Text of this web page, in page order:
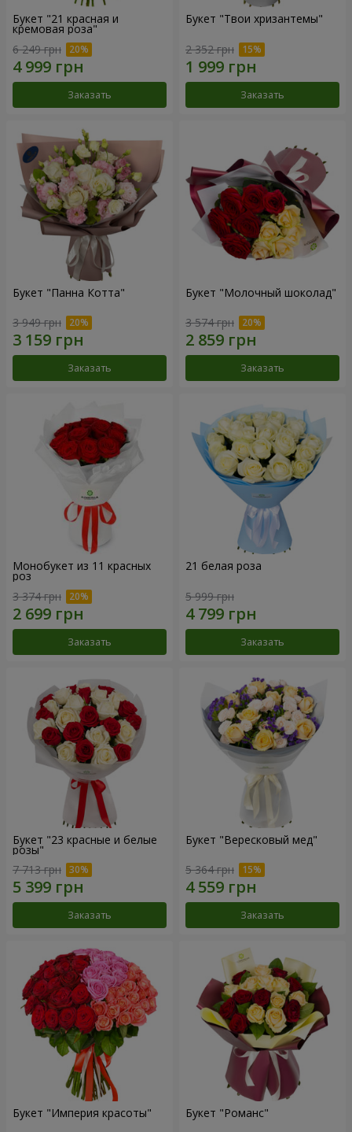
Букет "21 красная и
кремовая роза"
6 249 грн
Заказать
Букет "Твои хризантемы"
2 352 грн
Заказать
Букет "Панна Котта"
3 949 грн
Заказать
Букет "Молочный шоколад"
3 574 грн
Заказать
Монобукет из 11 красных
роз
3 374 грн
Заказать
21 белая роза
5 999 грн
Заказать
Букет "23 красные и белые
розы"
7 713 грн
Заказать
Букет "Вересковый мед"
5 364 грн
Заказать
Букет "Империя красоты" Букет "Романс"